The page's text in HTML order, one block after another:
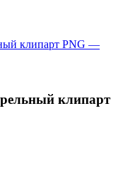
клипарт